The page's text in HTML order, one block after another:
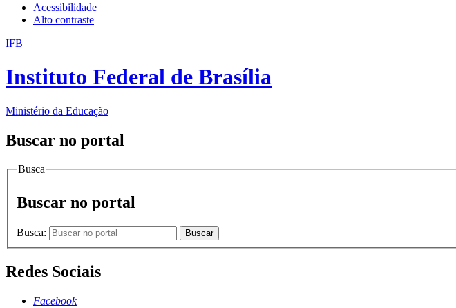
Acessibilidade
Alto contraste
IFB
Instituto Federal de Brasília
Ministério da Educação
Buscar no portal
Busca
Buscar no portal
Busca: Buscar
Redes Sociais
Facebook